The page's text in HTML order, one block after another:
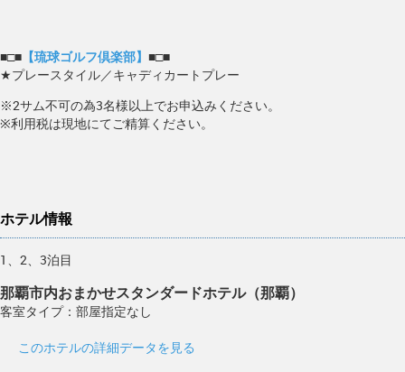
■□■ 【琉球ゴルフ倶楽部】 ■□■
★プレースタイル／キャディカートプレー
※2サム不可の為3名様以上でお申込みください。
※利用税は現地にてご精算ください。
ホテル情報
1、2、3泊目
那覇市内おまかせスタンダードホテル（那覇）
客室タイプ：部屋指定なし
このホテルの詳細データを見る